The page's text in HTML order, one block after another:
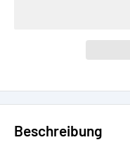
Beschreibung